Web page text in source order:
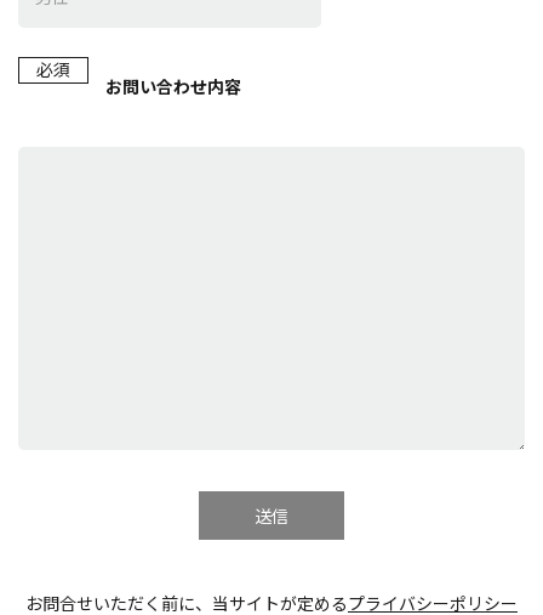
必須
お問い合わせ内容
お問合せいただく前に、当サイトが定めるプライバシーポリシー